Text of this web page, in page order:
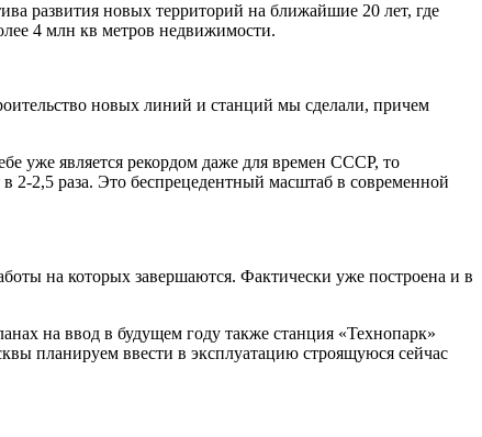
развития новых территорий на ближайшие 20 лет, где
4 млн кв метров недвижимости.
новых линий и станций мы сделали, причем
уже является рекордом даже для времен СССР, то
2-2,5 раза. Это беспрецедентный масштаб в современной
на которых завершаются. Фактически уже построена и в
на ввод в будущем году также станция «Технопарк»
планируем ввести в эксплуатацию строящуюся сейчас